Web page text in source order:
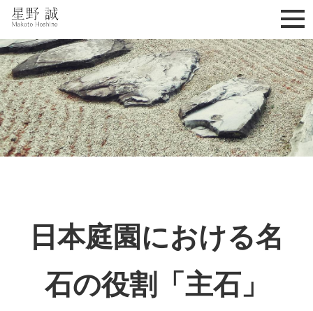
星野誠 makoto hoshino
日本庭園における名
石の役割「主石」